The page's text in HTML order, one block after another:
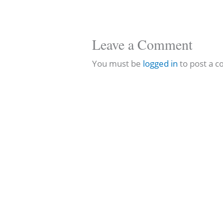
Leave a Comment
You must be logged in to post a